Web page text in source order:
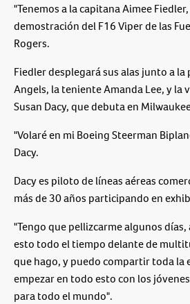
"Tenemos a la capitana Aimee
demostración del F16 Viper de las
Rogers.
Fiedler desplegará sus alas junto a
Angels, la teniente Amanda Lee, y la
Susan Dacy, que debuta en
"Volaré en mi Boeing Steerman
Dacy.
Dacy es piloto de líneas aéreas
más de 30 años participando en
"Tengo que pellizcarme algunos
esto todo el tiempo delante de
que hago, y puedo compartir toda la
empezar en todo esto con los
para todo el mundo".